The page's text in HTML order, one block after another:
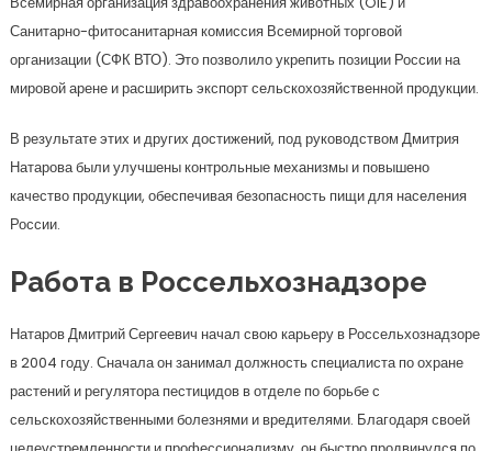
Санитарно-фитосанитарная комиссия Всемирной торговой
организации (СФК ВТО). Это позволило укрепить позиции России на
мировой арене и расширить экспорт сельскохозяйственной продукции.
В результате этих и других достижений, под руководством Дмитрия
Натарова были улучшены контрольные механизмы и повышено
качество продукции, обеспечивая безопасность пищи для населения
России.
Работа в Россельхознадзоре
Натаров Дмитрий Сергеевич начал свою карьеру в Россельхознадзоре
в 2004 году. Сначала он занимал должность специалиста по охране
растений и регулятора пестицидов в отделе по борьбе с
сельскохозяйственными болезнями и вредителями. Благодаря своей